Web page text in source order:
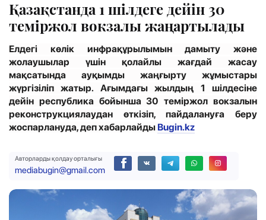
Қазақстанда 1 шілдеге дейін 30
теміржол вокзалы жаңартылады
Елдегі көлік инфрақұрылымын дамыту және
жолаушылар үшін қолайлы жағдай жасау
мақсатында ауқымды жаңғырту жұмыстары
жүргізіліп жатыр. Ағымдағыжылдың 1 шілдесіне
дейін республика бойынша 30 теміржол вокзалын
реконструкциялаудан өткізіп, пайдалануға беру
жоспарлануда, деп хабарлайды Bugin.kz
Авторларды қолдау орталығы
mediabugin@gmail.com